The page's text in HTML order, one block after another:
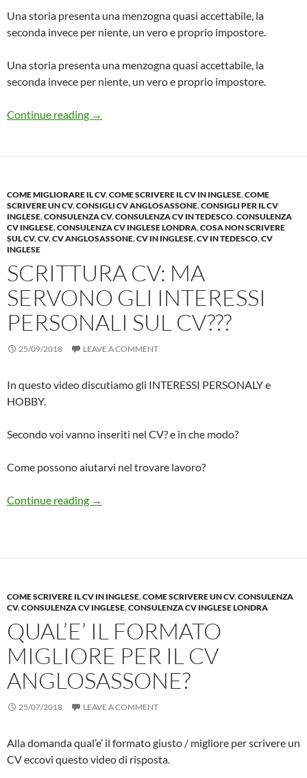
Una storia presenta una menzogna quasi accettabile, la
seconda invece per niente, un vero e proprio impostore.
Una storia presenta una menzogna quasi accettabile, la
seconda invece per niente, un vero e proprio impostore.
Continue reading FALSIFICARE il CV per trovare Lavoro –
→
COME MIGLIORARE IL CV,COME SCRIVERE IL CV IN INGLESE,COME
SCRIVERE UN CV,CONSIGLI CV ANGLOSASSONE,CONSIGLI PER IL CV
INGLESE,CONSULENZA CV,CONSULENZA CV IN TEDESCO,CONSULENZA
CV INGLESE,CONSULENZA CV INGLESE LONDRA,COSA NON SCRIVERE
SUL CV,CV,CV ANGLOSASSONE,CV IN INGLESE,CV IN TEDESCO,CV
INGLESE
SCRITTURA CV: MA
SERVONO GLI INTERESSI
PERSONALI SUL CV???
25/09/2018 LEAVE A COMMENT
In questo video discutiamo gli INTERESSI PERSONALY e
HOBBY.
Secondo voi vanno inseriti nel CV? e in che modo?
Come possono aiutarvi nel trovare lavoro?
Continue reading Scrittura CV: ma servono gli INTERESSI
→
COME SCRIVERE IL CV IN INGLESE,COME SCRIVERE UN CV,CONSULENZA
CV,CONSULENZA CV INGLESE,CONSULENZA CV INGLESE LONDRA
QUAL’E’ IL FORMATO
MIGLIORE PER IL CV
ANGLOSASSONE?
25/07/2018 LEAVE A COMMENT
Alla domanda qual’e’ il formato giusto / migliore per scrivere un
CV eccovi questo video di risposta.